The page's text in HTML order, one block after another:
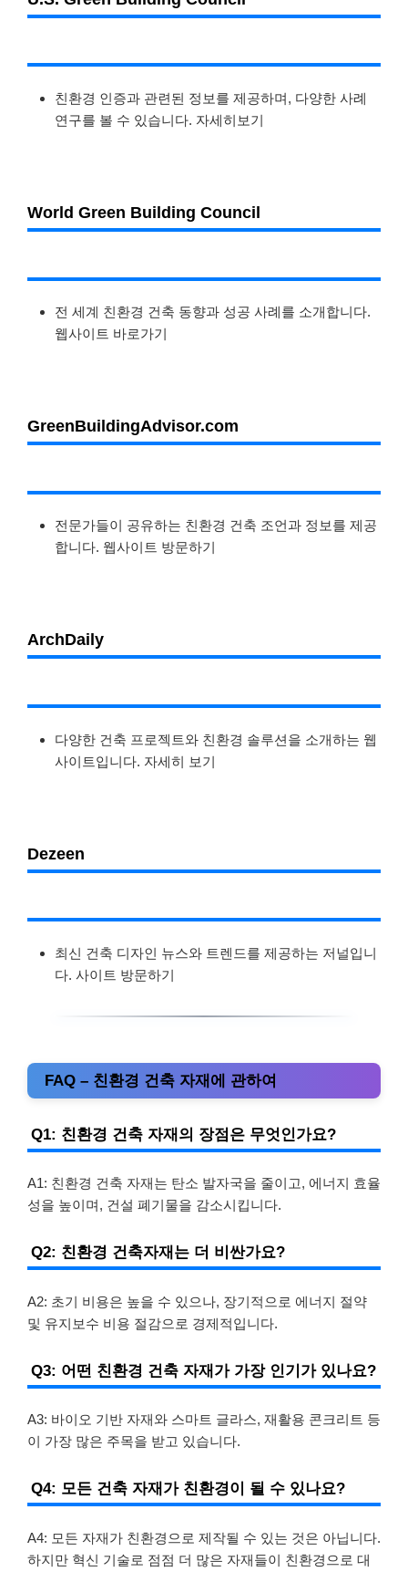
친환경 인증과 관련된 정보를 제공하며, 다양한 사례
연구를 볼 수 있습니다. 자세히보기
World Green Building Council
전 세계 친환경 건축 동향과 성공 사례를 소개합니다.
웹사이트 바로가기
GreenBuildingAdvisor.com
전문가들이 공유하는 친환경 건축 조언과 정보를 제공
합니다. 웹사이트 방문하기
ArchDaily
다양한 건축 프로젝트와 친환경 솔루션을 소개하는 웹
사이트입니다. 자세히 보기
Dezeen
최신 건축 디자인 뉴스와 트렌드를 제공하는 저널입니
다. 사이트 방문하기
FAQ – 친환경 건축 자재에 관하여
Q1: 친환경 건축 자재의 장점은 무엇인가요?
A1: 친환경 건축 자재는 탄소 발자국을 줄이고, 에너지 효율
성을 높이며, 건설 폐기물을 감소시킵니다.
Q2: 친환경 건축자재는 더 비싼가요?
A2: 초기 비용은 높을 수 있으나, 장기적으로 에너지 절약
및 유지보수 비용 절감으로 경제적입니다.
Q3: 어떤 친환경 건축 자재가 가장 인기가 있나요?
A3: 바이오 기반 자재와 스마트 글라스, 재활용 콘크리트 등
이 가장 많은 주목을 받고 있습니다.
Q4: 모든 건축 자재가 친환경이 될 수 있나요?
A4: 모든 자재가 친환경으로 제작될 수 있는 것은 아닙니다.
하지만 혁신 기술로 점점 더 많은 자재들이 친환경으로 대